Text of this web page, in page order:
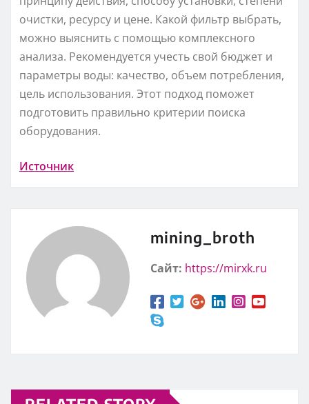
очистки, ресурсу и цене. Какой фильтр выбрать,
можно выяснить с помощью комплексного
анализа. Рекомендуется учесть свой бюджет и
параметры воды: качество, объем потребления,
цель использования. Этот подход поможет
подготовить правильно критерии поиска
оборудования.
Источник
mining_broth
Сайт: https://mirxk.ru